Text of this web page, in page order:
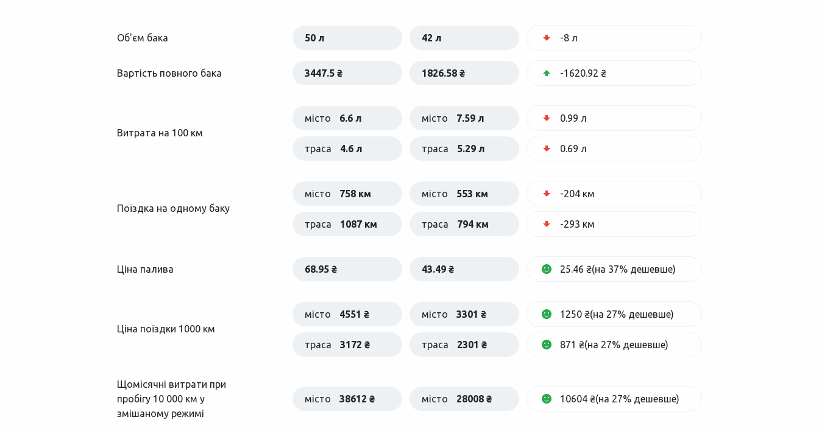
Об'єм бака 50 л 42 л -8 л
Вартість повного бака 3447.5 ₴ 1826.58 ₴ -1620.92 ₴
Витрата на 100 км
місто 6.6 л місто 7.59 л 0.99 л
траса 4.6 л траса 5.29 л 0.69 л
Поїздка на одному баку
місто 758 км місто 553 км -204 км
траса 1087 км траса 794 км -293 км
Ціна палива 68.95 ₴ 43.49 ₴ 25.46 ₴(на 37% дешевше)
Ціна поїздки 1000 км
місто 4551 ₴ місто 3301 ₴ 1250 ₴(на 27% дешевше)
траса 3172 ₴ траса 2301 ₴ 871 ₴(на 27% дешевше)
Щомісячні витрати при
пробігу 10 000 км у
змішаному режимі
місто 38612 ₴ місто 28008 ₴ 10604 ₴(на 27% дешевше)